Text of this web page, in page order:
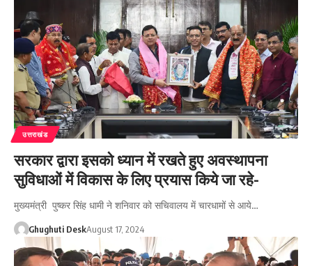
उत्तराखंड
सरकार द्वारा इसको ध्यान में रखते हुए अवस्थापना
सुविधाओं में विकास के लिए प्रयास किये जा रहे-
मुख्यमंत्री पुष्कर सिंह धामी ने शनिवार को सचिवालय में चारधामों से आये…
Ghughuti DeskAugust 17, 2024